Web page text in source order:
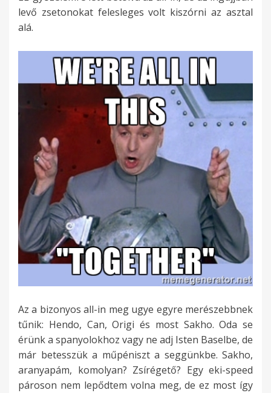
levő zsetonokat felesleges volt kiszórni az asztal
alá.
Az a bizonyos all-in meg ugye egyre merészebbnek
tűnik: Hendo, Can, Origi és most Sakho. Oda se
érünk a spanyolokhoz vagy ne adj Isten Baselbe, de
már betesszük a műpéniszt a seggünkbe. Sakho,
aranyapám, komolyan? Zsírégető? Egy eki-speed
pároson nem lepődtem volna meg, de ez most így